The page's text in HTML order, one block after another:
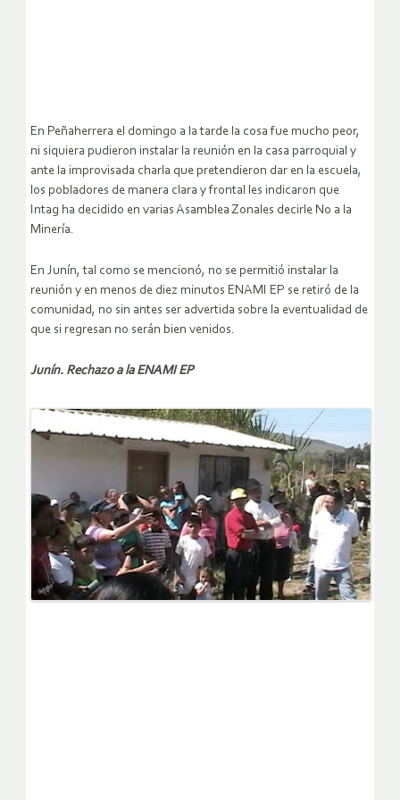
En Peñaherrera el domingo a la tarde la cosa fue mucho peor,
ni siquiera pudieron instalar la reunión en la casa parroquial y
ante la improvisada charla que pretendieron dar en la escuela,
los pobladores de manera clara y frontal les indicaron que
Intag ha decidido en varias Asamblea Zonales decirle No a la
Minería.
En Junín, tal como se mencionó, no se permitió instalar la
reunión y en menos de diez minutos ENAMI EP se retiró de la
comunidad, no sin antes ser advertida sobre la eventualidad de
que si regresan no serán bien venidos.
Junín. Rechazo a la ENAMI EP